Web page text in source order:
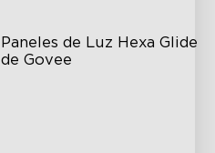
Paneles de Luz Hexa Glide
de Govee